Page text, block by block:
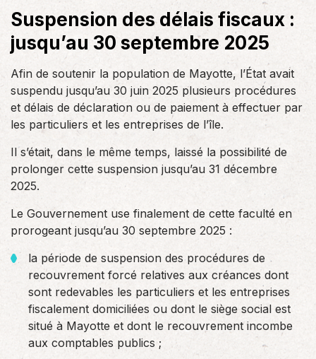
Suspension des délais fiscaux :
jusqu’au 30 septembre 2025
Afin de soutenir la population de Mayotte, l’État avait
suspendu jusqu’au 30 juin 2025 plusieurs procédures
et délais de déclaration ou de paiement à effectuer par
les particuliers et les entreprises de l’île.
Il s’était, dans le même temps, laissé la possibilité de
prolonger cette suspension jusqu’au 31 décembre
2025.
Le Gouvernement use finalement de cette faculté en
prorogeant jusqu’au 30 septembre 2025 :
la période de suspension des procédures de
recouvrement forcé relatives aux créances dont
sont redevables les particuliers et les entreprises
fiscalement domiciliées ou dont le siège social est
situé à Mayotte et dont le recouvrement incombe
aux comptables publics ;